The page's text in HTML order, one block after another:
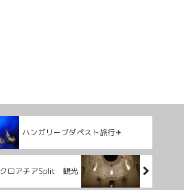
ハンガリーブダペスト旅行✈
クロアチアSplit 観光